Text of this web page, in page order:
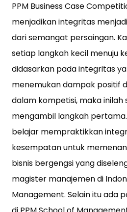
PPM Business Case
menjadikan integritas
dari semangat persaingan.
setiap langkah kecil menuju
didasarkan pada integritas
menemukan dampak positif
dalam kompetisi, maka inilah
mengambil langkah
belajar mempraktikkan
kesempatan untuk
bisnis bergengsi yang
magister manajemen di
Management. Selain itu ada